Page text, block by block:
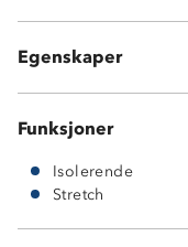
Egenskaper
300 GSM fleece
Funksjoner
Isolerende
Stretch